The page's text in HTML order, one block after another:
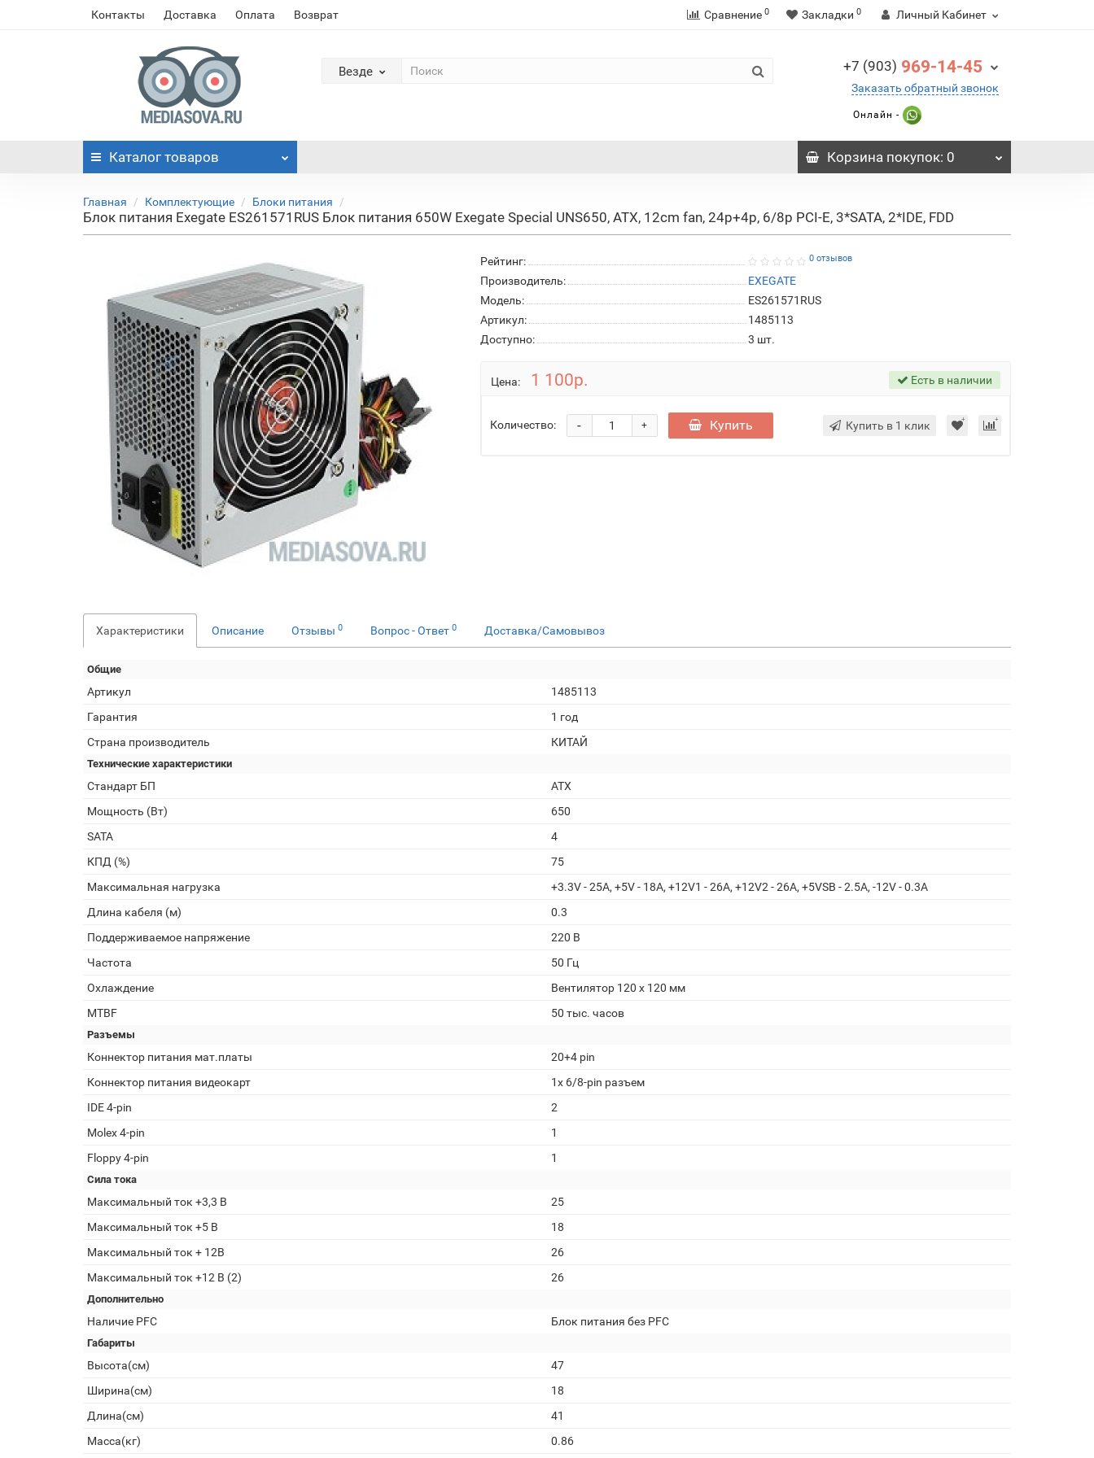
Контакты Доставка Оплата Возврат Сравнение 0 Закладки 0 Личный Кабинет
Везде +7 (903) 969-14-45
Заказать обратный звонок
Онлайн -
Каталог товаров Корзинапокупок: 0
Главная Комплектующие Блоки питания
Блок питания Exegate ES261571RUS Блок питания 650W Exegate Special UNS650, ATX, 12cm fan, 24p+4p, 6/8p PCI-E, 3*SATA, 2*IDE, FDD
Рейтинг: 0 отзывов
Производитель:
EXEGATE
Модель:
ES261571RUS
Артикул:
1485113
Доступно:
3 шт.
Цена: 1 100р. Есть в наличии
Количество: +
- Купить Купить в 1 клик
Характеристики Описание Отзывы 0 Вопрос - Ответ 0 Доставка/Самовывоз
Общие
Артикул
1485113
Гарантия
1 год
Страна производитель
КИТАЙ
Технические характеристики
Стандарт БП
ATX
Мощность (Вт)
650
SATA
4
КПД (%)
75
Максимальная нагрузка
+3.3V - 25A, +5V - 18A, +12V1 - 26A, +12V2 - 26A, +5VSB - 2.5A, -12V - 0.3A
Длина кабеля (м)
0.3
Поддерживаемое напряжение
220 В
Частота
50 Гц
Охлаждение
Вентилятор 120 x 120 мм
MTBF
50 тыс. часов
Разъемы
Коннектор питания мат.платы
20+4 pin
Коннектор питания видеокарт
1x 6/8-pin разъем
IDE 4-pin
2
Molex 4-pin
1
Floppy 4-pin
1
Сила тока
Максимальный ток +3,3 В
25
Максимальный ток +5 В
18
Максимальный ток + 12В
26
Максимальный ток +12 В (2)
26
Дополнительно
Наличие PFC Блок питания без PFC
Габариты
Высота(см)
47
Ширина(см)
18
Длина(см)
41
Масса(кг)
0.86